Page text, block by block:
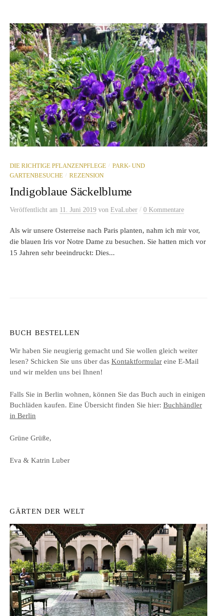
DIE RICHTIGE PFLANZENPFLEGE / PARK- UND
GARTENBESUCHE / REZENSION
Indigoblaue Säckelblume
Veröffentlicht am 11. Juni 2019 von EvaLuber / 0 Kommentare
Als wir unsere Osterreise nach Paris planten, nahm ich mir vor,
die blauen Iris vor Notre Dame zu besuchen. Sie hatten mich vor
15 Jahren sehr beeindruckt: Dies...
BUCH BESTELLEN
Wir haben Sie neugierig gemacht und Sie wollen gleich weiter
lesen? Schicken Sie uns über das Kontaktformular eine E-Mail
und wir melden uns bei Ihnen!
Falls Sie in Berlin wohnen, können Sie das Buch auch in einigen
Buchläden kaufen. Eine Übersicht finden Sie hier: Buchhändler
in Berlin
Grüne Grüße,
Eva & Katrin Luber
GÄRTEN DER WELT